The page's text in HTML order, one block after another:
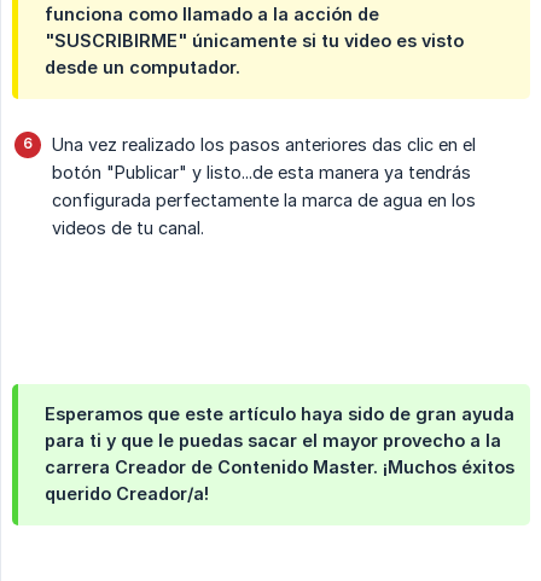
funciona como llamado a la acción de
"SUSCRIBIRME" únicamente si tu video es visto
desde un computador.
Una vez realizado los pasos anteriores das clic en el
botón "Publicar" y listo...de esta manera ya tendrás
configurada perfectamente la marca de agua en los
videos de tu canal.
Esperamos que este artículo haya sido de gran ayuda
para ti y que le puedas sacar el mayor provecho a la
carrera Creador de Contenido Master. ¡Muchos éxitos
querido Creador/a!